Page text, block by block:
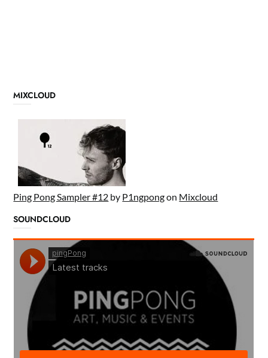
MIXCLOUD
Ping Pong Sampler #12 by P1ngpongon Mixcloud
SOUNDCLOUD